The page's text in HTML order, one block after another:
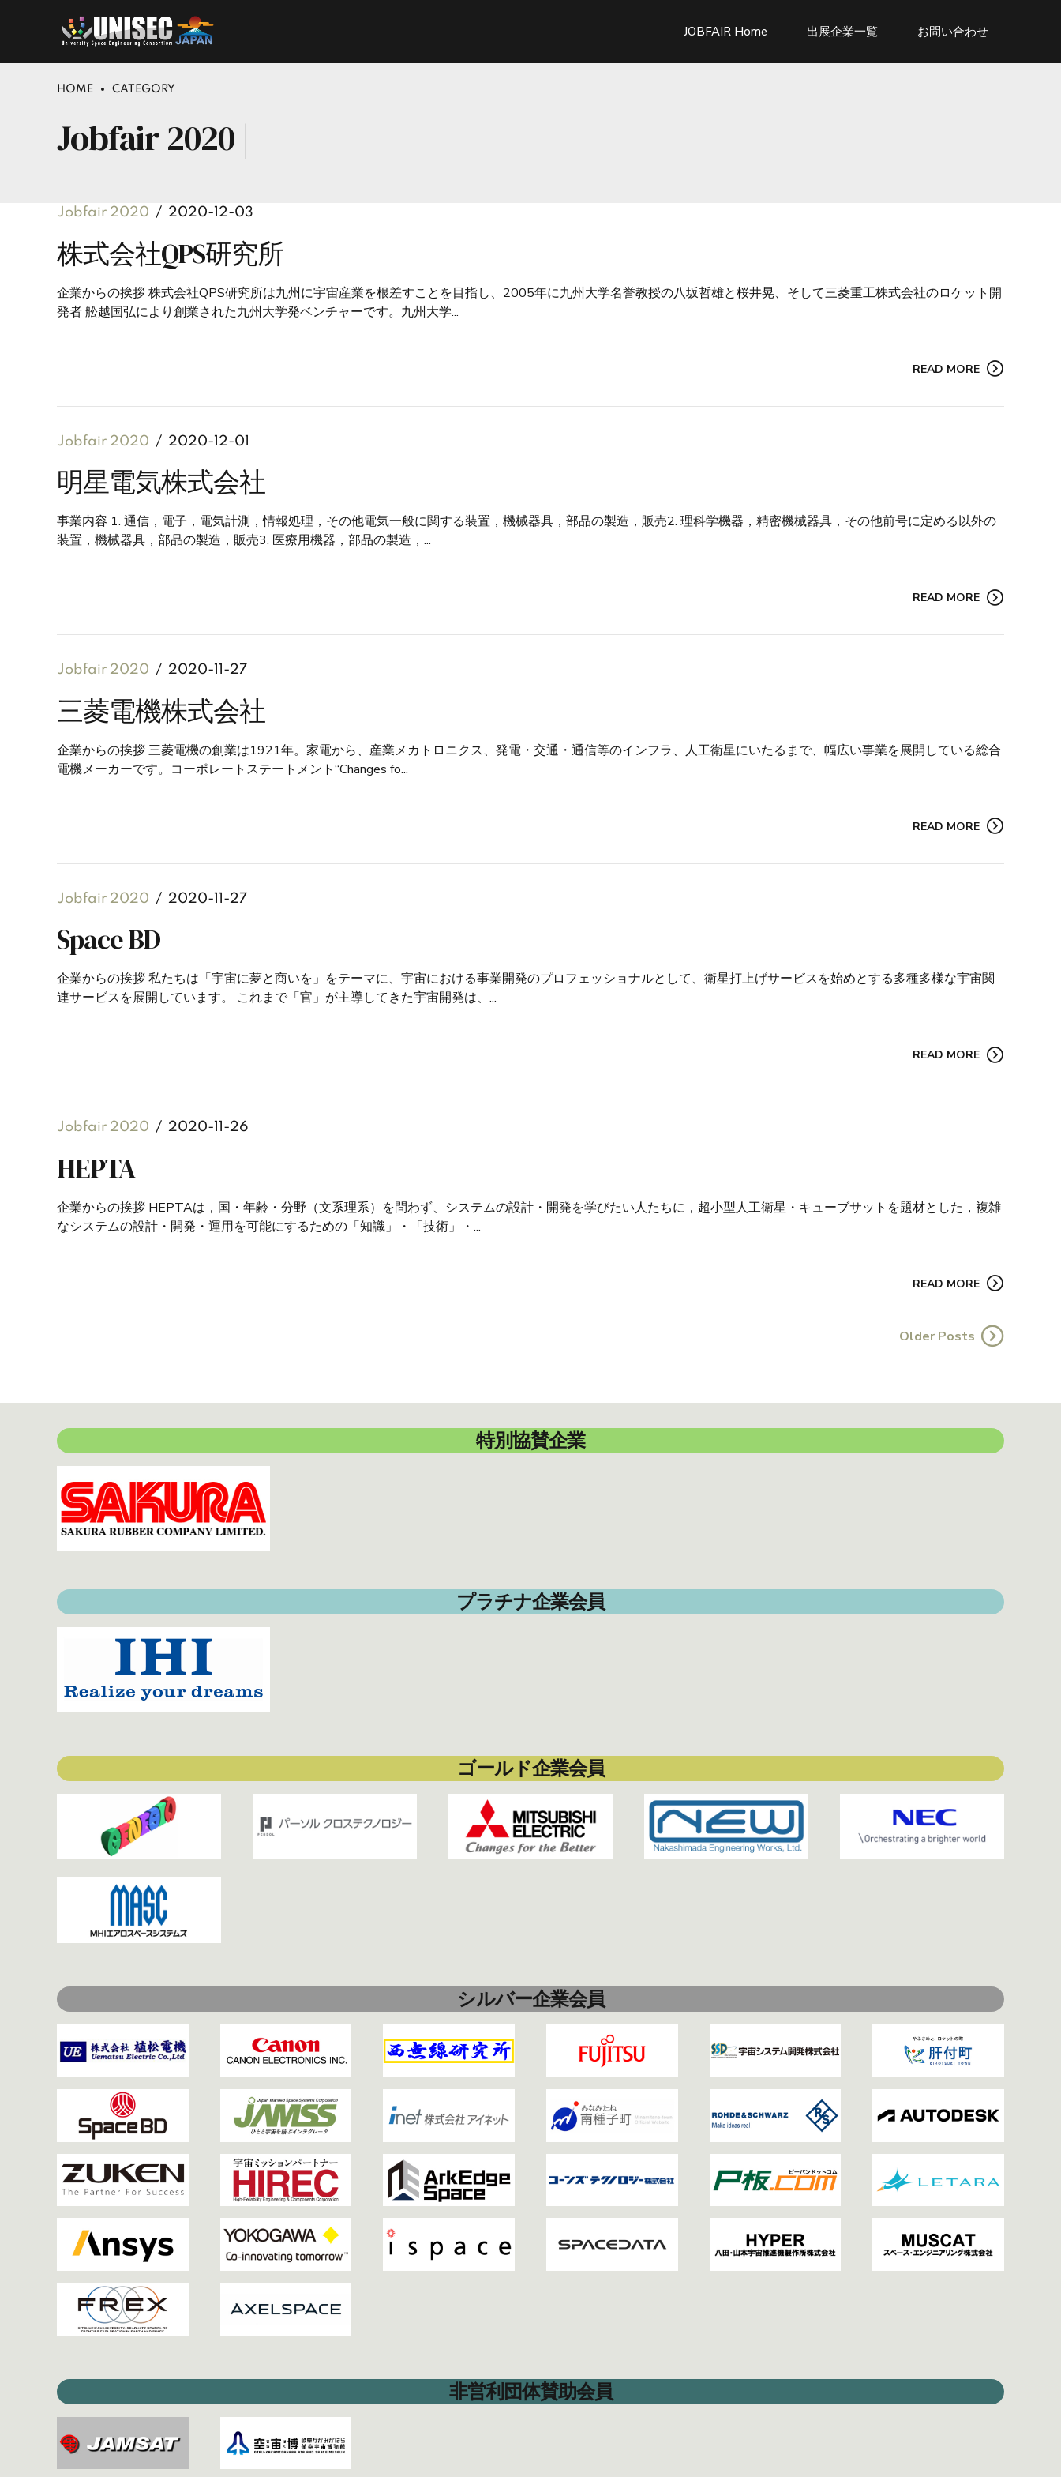
JOBFAIR Home 出展企業一覧 お問い合わせ
HOME CATEGORY
Jobfair 2020 |
Jobfair 2020 2020-12-03
株式会社QPS研究所
企業からの挨拶 株式会社QPS研究所は九州に宇宙産業を根差すことを目指し、2005年に九州大学名誉教授の八坂哲雄と桜井晃、そして三菱重工株式会社のロケット開
発者 舩越国弘により創業された九州大学発ベンチャーです。九州大学...
READ MORE
Jobfair 2020 2020-12-01
明星電気株式会社
事業内容 1. 通信，電子，電気計測，情報処理，その他電気一般に関する装置，機械器具，部品の製造，販売2. 理科学機器，精密機械器具，その他前号に定める以外の
装置，機械器具，部品の製造，販売3. 医療用機器，部品の製造，...
READ MORE
Jobfair 2020 2020-11-27
三菱電機株式会社
企業からの挨拶 三菱電機の創業は1921年。家電から、産業メカトロニクス、発電・交通・通信等のインフラ、人工衛星にいたるまで、幅広い事業を展開している総合
電機メーカーです。コーポレートステートメント“Changes fo...
READ MORE
Jobfair 2020 2020-11-27
Space BD
企業からの挨拶 私たちは「宇宙に夢と商いを」をテーマに、宇宙における事業開発のプロフェッショナルとして、衛星打上げサービスを始めとする多種多様な宇宙関
連サービスを展開しています。 これまで「官」が主導してきた宇宙開発は、...
READ MORE
Jobfair 2020 2020-11-26
HEPTA
企業からの挨拶 HEPTAは，国・年齢・分野（⽂系理系）を問わず、システムの設計・開発を学びたい人たちに，超小型人工衛星・キューブサットを題材とした，複雑
なシステムの設計・開発・運⽤を可能にするための「知識」・「技術」・...
READ MORE
Older Posts
特別協賛企業
プラチナ企業会員
ゴールド企業会員
シルバー企業会員
非営利団体賛助会員